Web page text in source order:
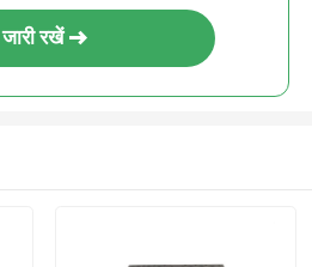
जारी रखें